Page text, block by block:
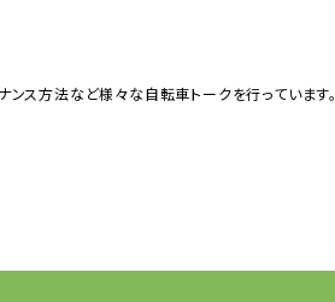
ンス方法など様々な自転車トークを行っています。